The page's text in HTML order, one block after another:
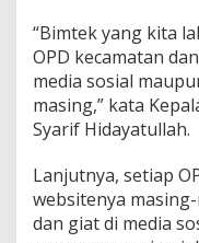
“Bimtek yang kita
OPD kecamatan
media sosial
masing,” kata
Syarif Hidayatullah.
Lanjutnya, setiap
websitenya
dan giat di media